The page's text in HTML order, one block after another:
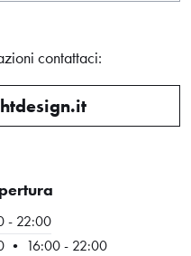
contattaci:
- 22:00
• 16:00 - 22:00